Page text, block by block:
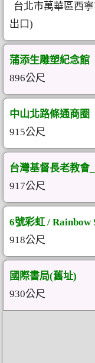
台北市萬華區西
出口)
蒲添生雕塑紀念館
896公尺
中山北路條通商圈
915公尺
台灣基督長老教會
917公尺
6號彩虹 / Rainbow
918公尺
國際書局(舊址)
930公尺